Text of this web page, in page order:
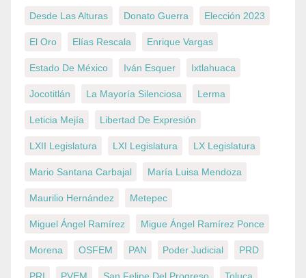
Desde Las Alturas Donato Guerra Elección 2023
El Oro Elías Rescala Enrique Vargas
Estado De México Iván Esquer Ixtlahuaca
Jocotitlán La Mayoría Silenciosa Lerma
Leticia Mejía Libertad De Expresión
LXII Legislatura LXI Legislatura LX Legislatura
Mario Santana Carbajal María Luisa Mendoza
Maurilio Hernández Metepec
Miguel Ángel Ramírez Migue Ángel Ramírez Ponce
Morena OSFEM PAN Poder Judicial PRD